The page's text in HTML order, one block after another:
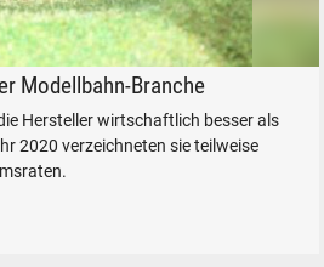
Zuwachs
Modellbahn-Branche
Hersteller wirtschaftlich besser als
2020 verzeichneten sie teilweise